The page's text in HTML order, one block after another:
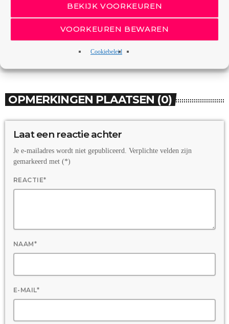
BEKIJK VOORKEUREN
VOORKEUREN BEWAREN
Cookiebeleid
OPMERKINGEN PLAATSEN (0)
Laat een reactie achter
Je e-mailadres wordt niet gepubliceerd. Verplichte velden zijn
gemarkeerd met (*)
REACTIE*
NAAM*
E-MAIL*